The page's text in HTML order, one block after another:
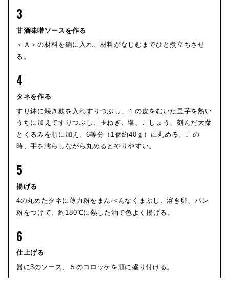
3
甘酒味噌ソースを作る
＜Ａ＞の材料を鍋に入れ、材料がなじむまでひと煮立ちさせ
る。
4
タネを作る
すり鉢に焼き麩を入れすりつぶし、１の皮をむいた里芋を熱い
うちに加えてすりつぶし、玉ねぎ、塩、こしょう、刻んだ大葉
とくるみを順に加え、6等分（1個約40ｇ）に丸める。この
時、手を濡らしながら丸めるとやりやすい。
5
揚げる
4の丸めたタネに薄力粉をまんべんなくまぶし、溶き卵、パン
粉をつけて、約180℃に熱した油で色よく揚げる。
6
仕上げる
器に3のソース、５のコロッケを順に盛り付ける。